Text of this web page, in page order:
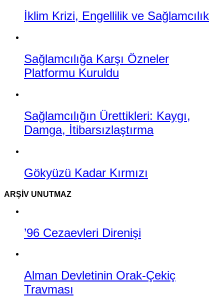
İklim Krizi, Engellilik ve Sağlamcılık
Sağlamcılığa Karşı Özneler
Platformu Kuruldu
Sağlamcılığın Ürettikleri: Kaygı,
Damga, İtibarsızlaştırma
Gökyüzü Kadar Kırmızı
ARŞIV UNUTMAZ
’96 Cezaevleri Direnişi
Alman Devletinin Orak-Çekiç
Travması